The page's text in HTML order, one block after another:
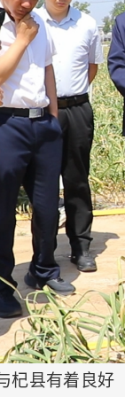
县有着良好